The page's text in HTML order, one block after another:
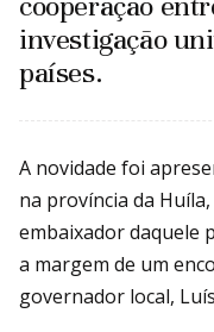
investigação
países.
A novidade foi
na província da
embaixador daquele
a margem de um
governador local,